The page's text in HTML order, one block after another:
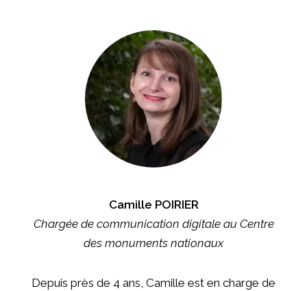
Camille POIRIER
Chargée de communication digitale au Centre
des monuments nationaux
Depuis près de 4 ans, Camille est en charge de